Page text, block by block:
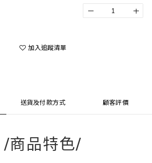
加入追蹤清單
送貨及付款方式 顧客評價
/商品特色/